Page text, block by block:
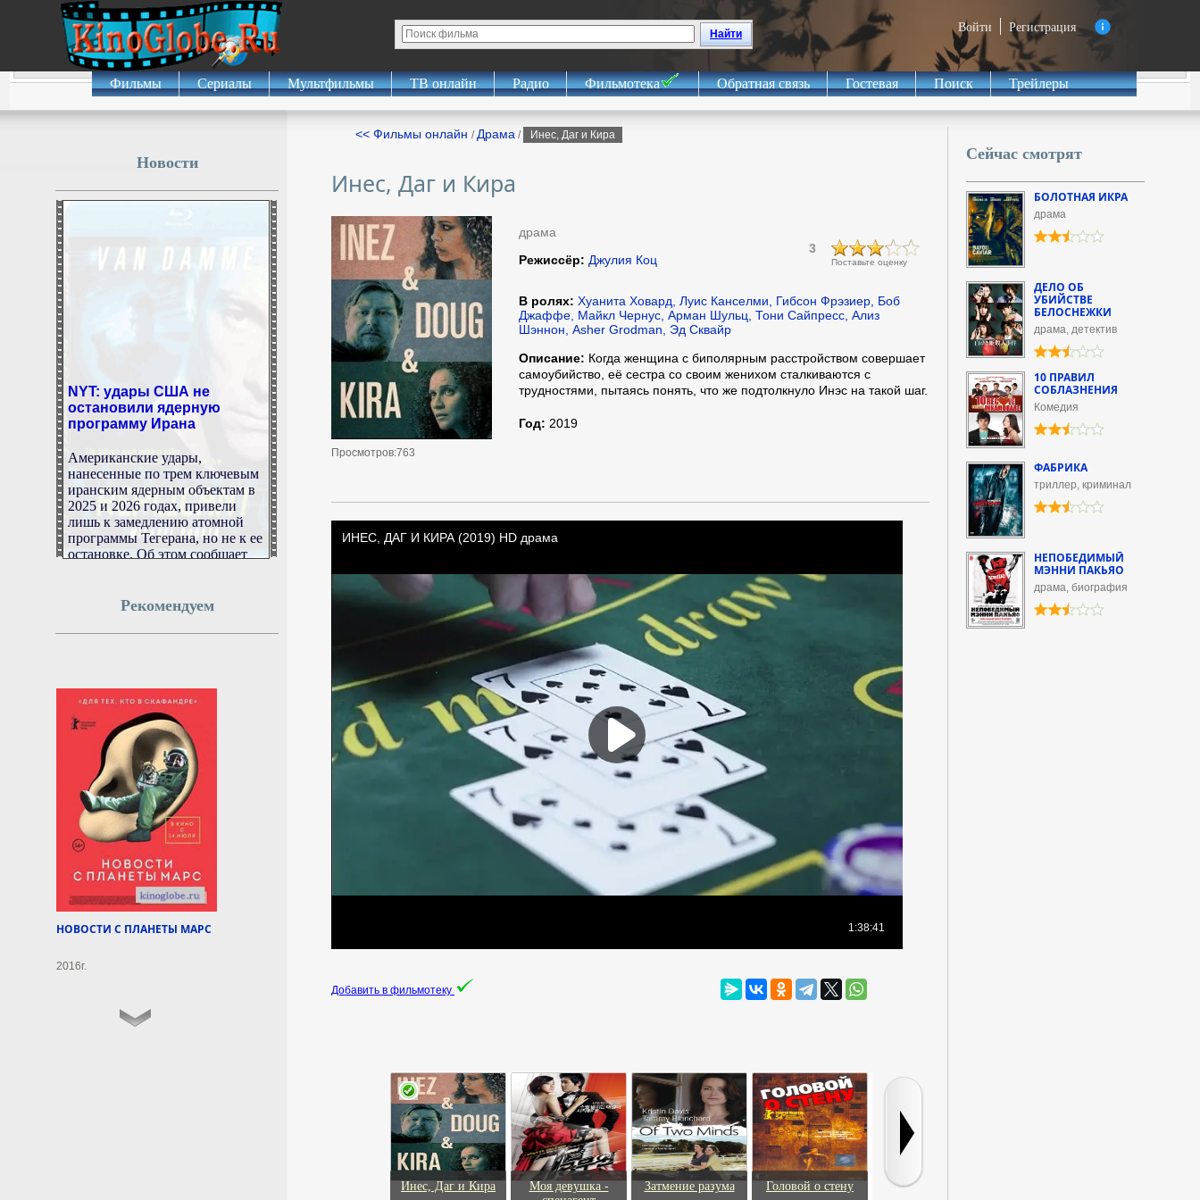
Войти Регистрация
Найти
Фильмы Сериалы Мультфильмы ТВ онлайн Радио Фильмотека Обратная связь Гостевая Поиск Трейлеры
<< Фильмы онлайн / Драма / Инес, Даг и Кира
Инес, Даг и Кира
Просмотров:763
драма
Поставьте оценку
3
Режиссёр: Джулия Коц
В ролях: Хуанита Ховард, Луис Канселми, Гибсон Фрэзиер, Боб
Джаффе, Майкл Чернус, Арман Шульц, Тони Сайпресс, Ализ
Шэннон, Asher Grodman, Эд Сквайр
Описание: Когда женщина с биполярным расстройством совершает
самоубийство, её сестра со своим женихом сталкиваются с
трудностями, пытаясь понять, что же подтолкнуло Инэс на такой шаг.
Год: 2019
Добавить в фильмотеку
Инес, Даг и Кира
Моя девушка -
Затмение разума Головой о стену Любовь вразнос
Новости
остановили ядерную
программу Ирана
нанесенные по трем ключевым
иранским ядерным объектам в
2025 и 2026 годах, привели
лишь к замедлению атомной
программы Тегерана, но не к ее
остановке. Об этом сообщает
The New York Times со ссылкой
8 августа 2026г.
Рязани собрали 70 мешков
мусора
К акции «Вода России» с
апреля присоединились свыше
800 активистов региона.
8 августа 2026г.
08:38:08
Что нельзя делать в лесу:
народные приметы
грибника
Народные приметы и суеверия
лесу, поверья о хозяине леса и
8 августа 2026г.
Рекомендуем
НОВОСТИ С ПЛАНЕТЫ МАРС
2016г.
Сейчас смотрят
БОЛОТНАЯ ИКРА
драма
ДЕЛО ОБ
УБИЙСТВЕ
БЕЛОСНЕЖКИ
драма, детектив
10 ПРАВИЛ
СОБЛАЗНЕНИЯ
Комедия
ФАБРИКА
триллер, криминал
НЕПОБЕДИМЫЙ
МЭННИ ПАКЬЯО
драма, биография